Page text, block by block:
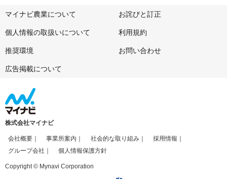
マイナビ農業について お詫びと訂正
個人情報の取扱いについて 利用規約
推奨環境 お問い合わせ
広告掲載について
株式会社マイナビ
会社概要 事業所案内 社会的な取り組み
採用情報
グループ会社
個人情報保護方針
Copyright © Mynavi Corporation